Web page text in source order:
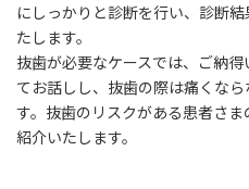
にしっかりと診断を行い、診断
たします。
抜歯が必要なケースでは、ご納
てお話しし、抜歯の際は痛くな
す。抜歯のリスクがある患者さ
紹介いたします。